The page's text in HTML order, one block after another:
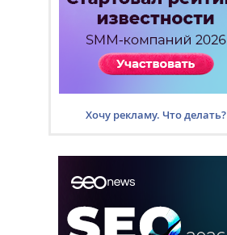
Хочу рекламу. Что делать?